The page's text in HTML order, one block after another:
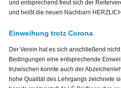
und entsprechend freut sich der
und heißt die neuen Nachbarn
Einweihung trotz Corona
Der Verein hat es sich anschließend
Bedingungen eine entsprechende
Inzwischen konnte auch der
hohe Qualität des Lehrgangs zeichnete